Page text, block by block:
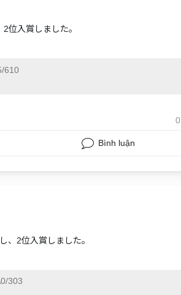
位入賞しました。
610
0
Bình luận
、2位入賞しました。
303